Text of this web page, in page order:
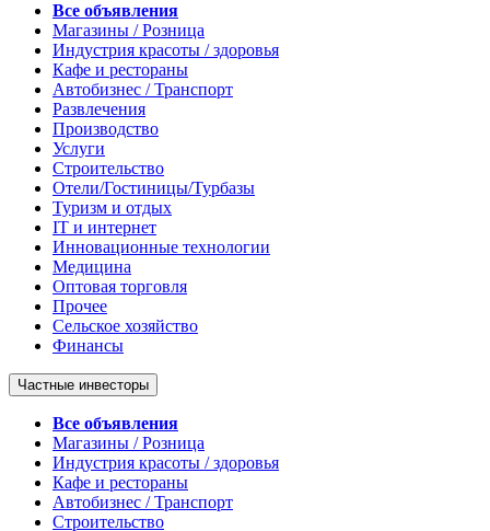
Все объявления
Магазины / Розница
Индустрия красоты / здоровья
Кафе и рестораны
Автобизнес / Транспорт
Развлечения
Производство
Услуги
Строительство
Отели/Гостиницы/Турбазы
Туризм и отдых
IT и интернет
Инновационные технологии
Медицина
Оптовая торговля
Прочее
Сельское хозяйство
Финансы
Частные инвесторы
Все объявления
Магазины / Розница
Индустрия красоты / здоровья
Кафе и рестораны
Автобизнес / Транспорт
Строительство